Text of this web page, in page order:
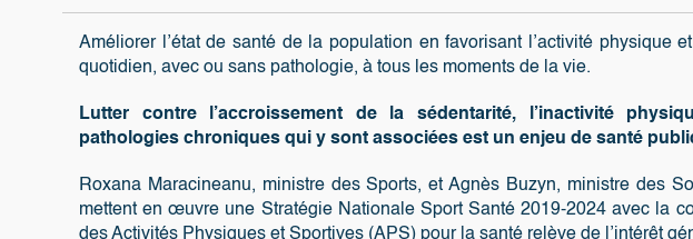
de santé de la population en favorisant l’activité physique et sportive de chacun, au
ou sans pathologie, à tous les moments de la vie.
l’accroissement de la sédentarité, l’inactivité physique et l’ensemble des
qui y sont associées est un enjeu de santé publique.
ministre des Sports, et Agnès Buzyn, ministre des Solidarités et de la Santé,
une Stratégie Nationale Sport Santé 2019-2024 avec la conviction que la pratique
et Sportives (APS) pour la santé relève de l’intérêt général.